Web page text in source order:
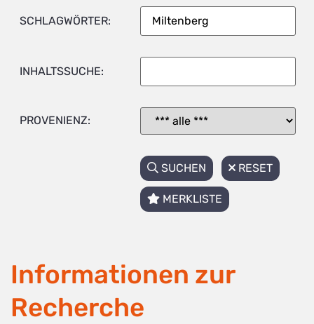
SCHLAGWÖRTER:
INHALTSSUCHE:
PROVENIENZ:
SUCHEN RESET
MERKLISTE
Informationen zur
Recherche